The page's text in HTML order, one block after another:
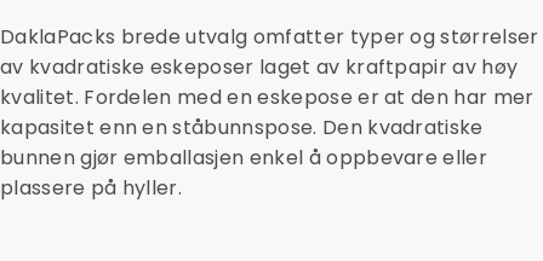
DaklaPacks brede utvalg omfatter typer og størrelser
av kvadratiske eskeposer laget av kraftpapir av høy
kvalitet. Fordelen med en eskepose er at den har mer
kapasitet enn en ståbunnspose. Den kvadratiske
bunnen gjør emballasjen enkel å oppbevare eller
plassere på hyller.